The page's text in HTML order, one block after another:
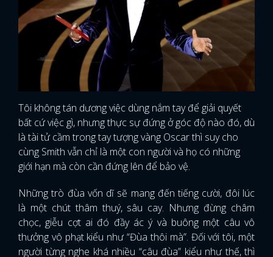
Tôi không tán dương việc dùng nắm tay để giải quyết
bất cứ việc gì, nhưng thực sự đứng ở góc độ nào đó, dù
là tài tử cầm trong tay tượng vàng Oscar thì suy cho
cùng Smith vẫn chỉ là một con người và họ có những
giới hạn mà còn cần đứng lên để bảo vệ.
Những trò đùa vốn dĩ sẽ mang đến tiếng cười, đôi lúc
là một chút thâm thuý, sâu cay. Nhưng đừng châm
chọc, giễu cợt ai đó đầy ác ý và buông một câu vô
thưởng vô phạt kiểu như “Đùa thôi mà”. Đối với tôi, một
người từng nghe khá nhiều “câu đùa” kiểu như thế, thì